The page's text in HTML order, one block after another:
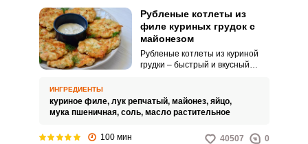
Рубленые котлеты из
филе куриных грудок с
майонезом
Рубленые котлеты из куриной
грудки – быстрый и вкусный
сам процесс не доставляет
лишних хлопот.
ИНГРЕДИЕНТЫ
куриное филе, лук репчатый, майонез, яйцо,
мука пшеничная, соль, масло растительное
100 мин 40507 0